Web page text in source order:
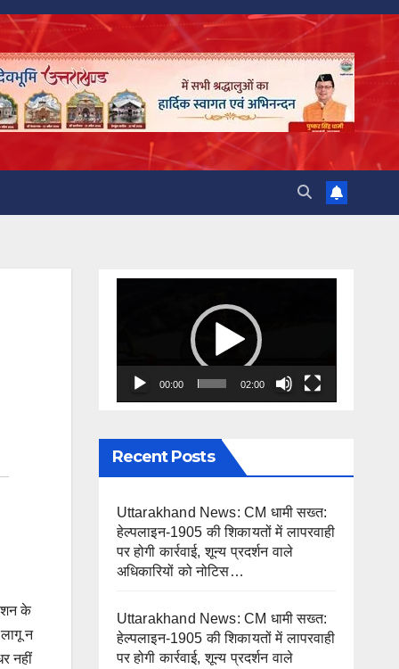
के
लागू न
नहीं
00:00 02:00
Recent Posts
Uttarakhand News: CM धामी सख्त:
हेल्पलाइन-1905 की शिकायतों में लापरवाही
पर होगी कार्रवाई, शून्य प्रदर्शन वाले
अधिकारियों को नोटिस…
Uttarakhand News: CM धामी सख्त:
हेल्पलाइन-1905 की शिकायतों में लापरवाही
पर होगी कार्रवाई, शून्य प्रदर्शन वाले